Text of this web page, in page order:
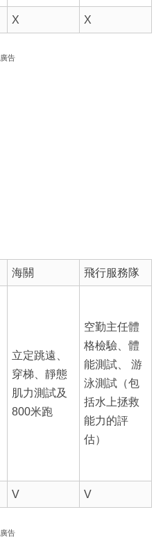
X X
廣告
海關 飛行服務隊
立定跳遠、
穿梯、靜態
肌力測試及
800米跑
空勤主任體
格檢驗、體
能測試、 游
泳測試（包
括水上拯救
能力的評
估）
V V
廣告